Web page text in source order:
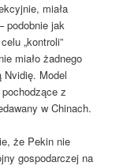
miała
podobnie jak
„kontroli”
miało żadnego
Nvidię. Model
z
w Chinach.
że Pekin nie
gospodarczej na